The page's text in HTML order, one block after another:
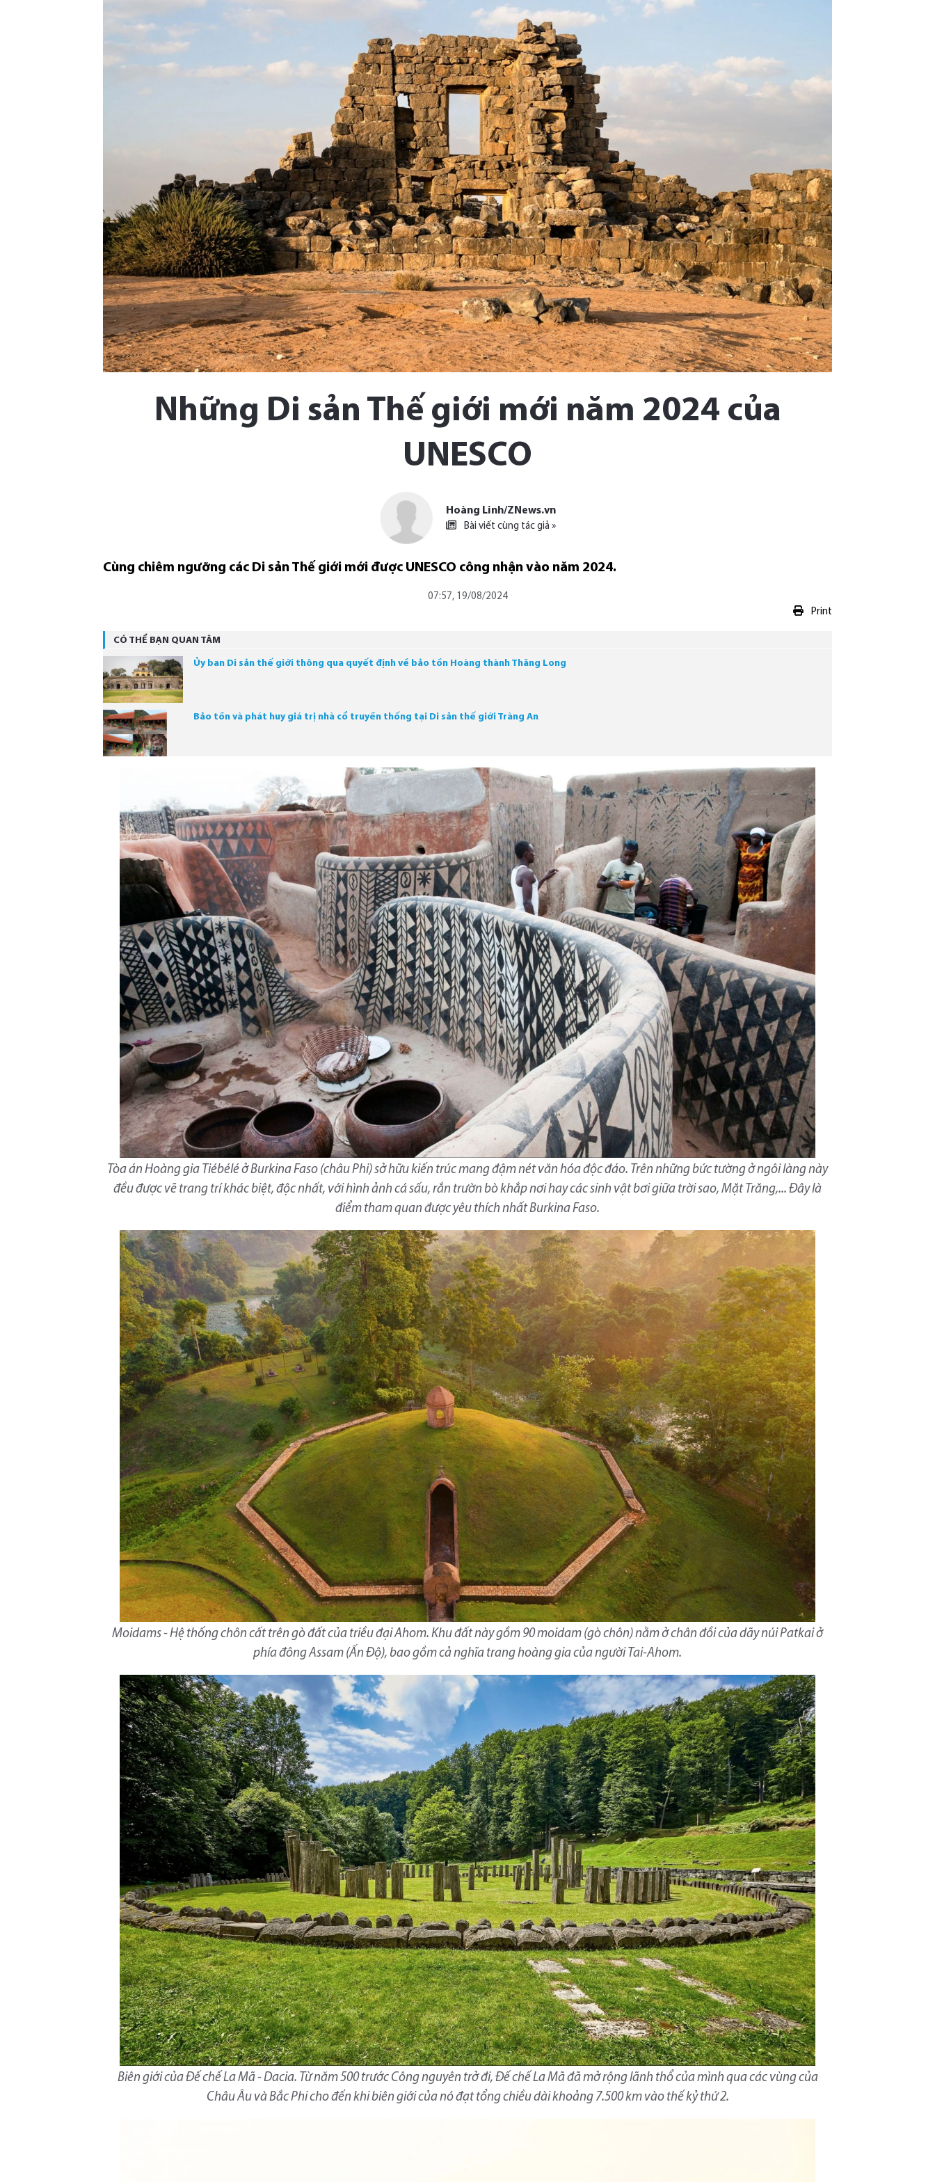
Những Di sản Thế giới mới năm 2024 của
UNESCO
Hoàng Linh/ZNews.vn
Bài viết cùng tác giả »
Cùng chiêm ngưỡng các Di sản Thế giới mới được UNESCO công nhận vào năm 2024.
07:57, 19/08/2024
Print
CÓ THỂ BẠN QUAN TÂM
Ủy ban Di sản thế giới thông qua quyết định về bảo tồn Hoàng thành Thăng Long
Bảo tồn và phát huy giá trị nhà cổ truyền thống tại Di sản thế giới Tràng An
Tòa án Hoàng gia Tiébélé ở Burkina Faso (châu Phi) sở hữu kiến trúc mang đậm nét văn hóa độc đáo. Trên những bức tường ở ngôi làng này
đều được vẽ trang trí khác biệt, độc nhất, với hình ảnh cá sấu, rắn trườn bò khắp nơi hay các sinh vật bơi giữa trời sao, Mặt Trăng,... Đây là
điểm tham quan được yêu thích nhất Burkina Faso.
Moidams - Hệ thống chôn cất trên gò đất của triều đại Ahom. Khu đất này gồm 90 moidam (gò chôn) nằm ở chân đồi của dãy núi Patkai ở
phía đông Assam (Ấn Độ), bao gồm cả nghĩa trang hoàng gia của người Tai-Ahom.
Biên giới của Đế chế La Mã - Dacia. Từ năm 500 trước Công nguyên trở đi, Đế chế La Mã đã mở rộng lãnh thổ của mình qua các vùng của
Châu Âu và Bắc Phi cho đến khi biên giới của nó đạt tổng chiều dài khoảng 7.500 km vào thế kỷ thứ 2.